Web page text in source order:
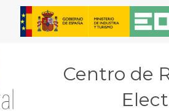
Centro de